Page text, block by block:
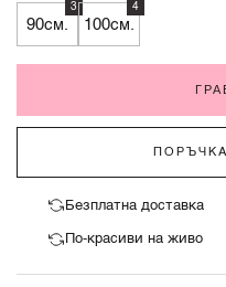
90см.
3
100см.
4
Безплатна доставка
По-красиви на живо